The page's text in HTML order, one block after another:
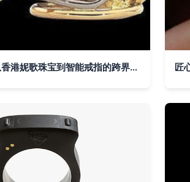
钻戒选购指南 从香港妮歌珠宝到智能戒指的跨界魅力